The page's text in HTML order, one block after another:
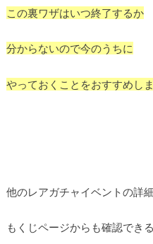
この裏ワザはいつ終了するか
分からないので今のうちに
やっておくことをおすすめしま
他のレアガチャイベントの詳
もくじページからも確認でき